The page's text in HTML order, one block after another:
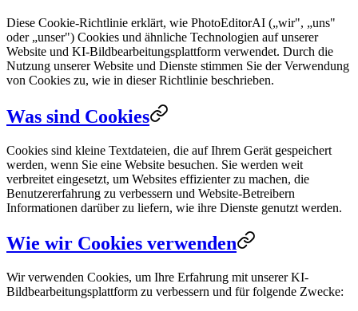
Diese Cookie-Richtlinie erklärt, wie PhotoEditorAI („wir", „uns"
oder „unser") Cookies und ähnliche Technologien auf unserer
Website und KI-Bildbearbeitungsplattform verwendet. Durch die
Nutzung unserer Website und Dienste stimmen Sie der Verwendung
von Cookies zu, wie in dieser Richtlinie beschrieben.
Was sind Cookies
Cookies sind kleine Textdateien, die auf Ihrem Gerät gespeichert
werden, wenn Sie eine Website besuchen. Sie werden weit
verbreitet eingesetzt, um Websites effizienter zu machen, die
Benutzererfahrung zu verbessern und Website-Betreibern
Informationen darüber zu liefern, wie ihre Dienste genutzt werden.
Wie wir Cookies verwenden
Wir verwenden Cookies, um Ihre Erfahrung mit unserer KI-
Bildbearbeitungsplattform zu verbessern und für folgende Zwecke: